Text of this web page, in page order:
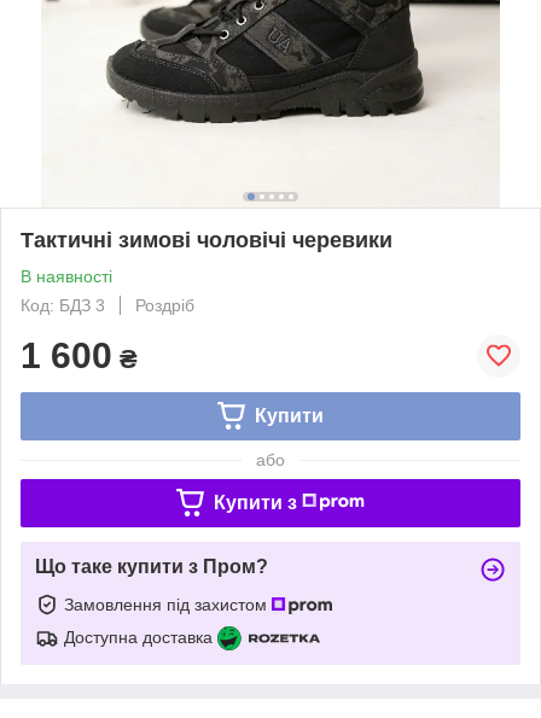
Тактичні зимові чоловічі черевики
В наявності
Код: БДЗ 3
Роздріб
1 600 ₴
Купити
або
Купити з
Що таке купити з Пром?
Замовлення під захистом
Доступна доставка